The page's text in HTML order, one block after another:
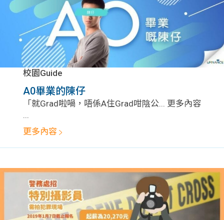
校園Guide
A0畢業的陳仔
「就Grad啦喎，唔係A住Grad咁陰公... 更多內容
...
更多內容